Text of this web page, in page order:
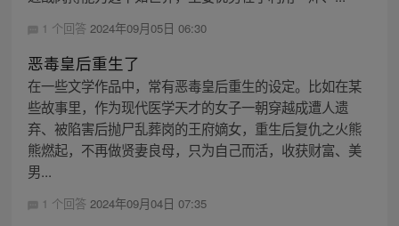
1 个回答 2024年09月05日 06:30
恶毒皇后重生了
在一些文学作品中，常有恶毒皇后重生的设定。比如在某
些故事里，作为现代医学天才的女子一朝穿越成遭人遗
弃、被陷害后抛尸乱葬岗的王府嫡女，重生后复仇之火熊
熊燃起，不再做贤妻良母，只为自己而活，收获财富、美
男...
1 个回答 2024年09月04日 07:35